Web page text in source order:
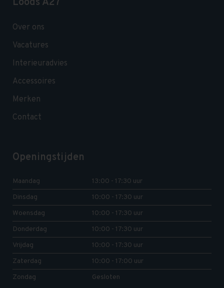
Loods A27
Over ons
Vacatures
Interieuradvies
Accessoires
Merken
Contact
Openingstijden
Maandag
13:00 - 17:30 uur
Dinsdag
10:00 - 17:30 uur
Woensdag
10:00 - 17:30 uur
Donderdag
10:00 - 17:30 uur
Vrijdag
10:00 - 17:30 uur
Zaterdag
10:00 - 17:00 uur
Zondag
Gesloten